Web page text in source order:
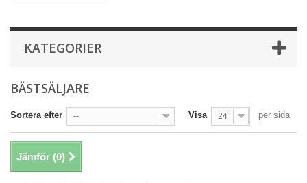
KATEGORIER
BÄSTSÄLJARE
Sortera efter -- Visa 24 per sida
Jämför (0)